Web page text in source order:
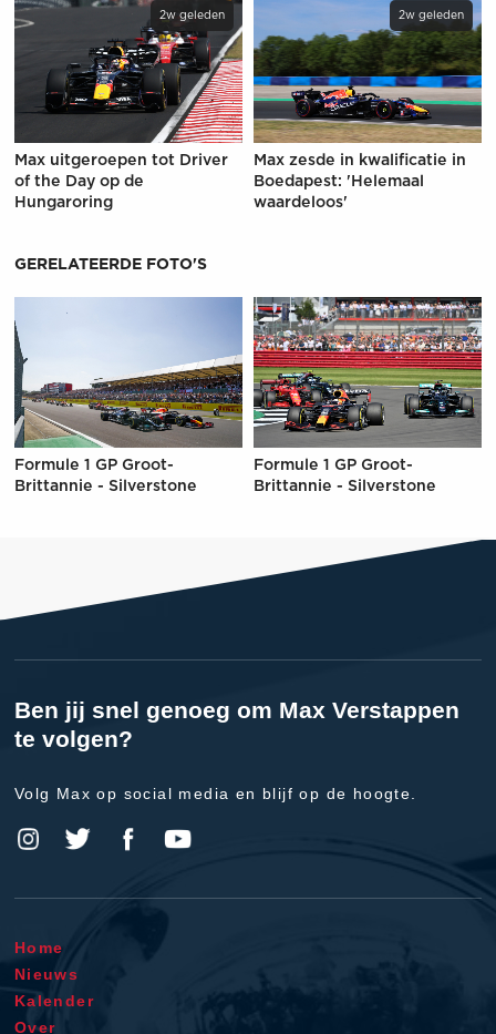
2w geleden
Max uitgeroepen tot Driver
of the Day op de
Hungaroring
2w geleden
Max zesde in kwalificatie in
Boedapest: 'Helemaal
waardeloos'
GERELATEERDE FOTO'S
Formule 1 GP Groot-
Brittannie - Silverstone
Formule 1 GP Groot-
Brittannie - Silverstone
Ben jij snel genoeg om Max Verstappen
te volgen?
Volg Max op social media en blijf op de hoogte.
Home
Nieuws
Kalender
Over